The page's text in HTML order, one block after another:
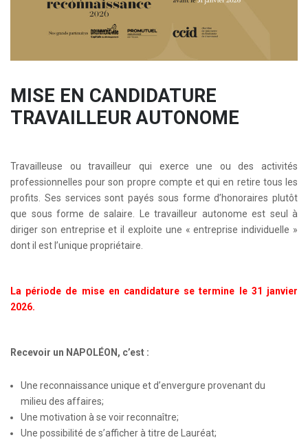
MISE EN CANDIDATURE
TRAVAILLEUR AUTONOME
Travailleuse ou travailleur qui exerce une ou des activités
professionnelles pour son propre compte et qui en retire tous les
profits. Ses services sont payés sous forme d’honoraires plutôt
que sous forme de salaire. Le travailleur autonome est seul à
diriger son entreprise et il exploite une « entreprise individuelle »
dont il est l’unique propriétaire.
La période de mise en candidature se termine le 31 janvier
2026.
Recevoir un NAPOLÉON, c’est :
Une reconnaissance unique et d’envergure provenant du
milieu des affaires;
Une motivation à se voir reconnaître;
Une possibilité de s’afficher à titre de Lauréat;